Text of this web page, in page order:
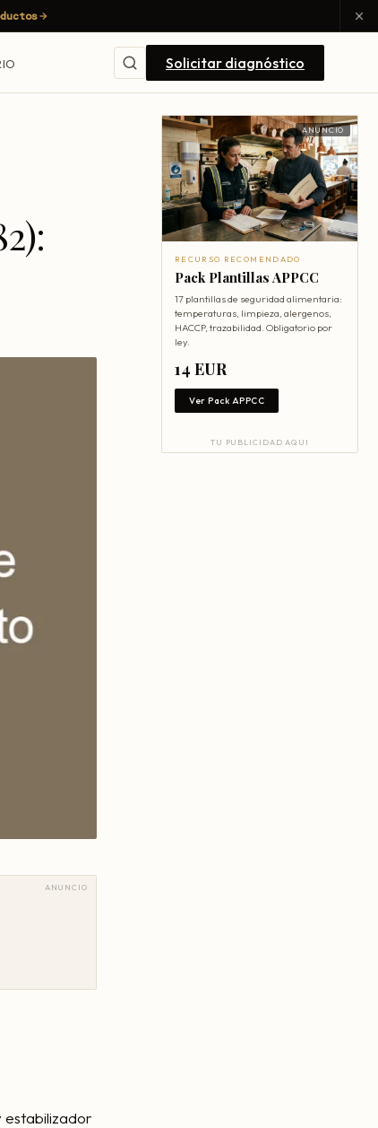
Solicitar diagnóstico
ANUNCIO
estabilizador
ANUNCIO
RECURSO RECOMENDADO
Pack Plantillas APPCC
17 plantillas de seguridad alimentaria:
temperaturas, limpieza, alergenos,
HACCP, trazabilidad. Obligatorio por
ley.
14 EUR
Ver Pack APPCC
TU PUBLICIDAD AQUI